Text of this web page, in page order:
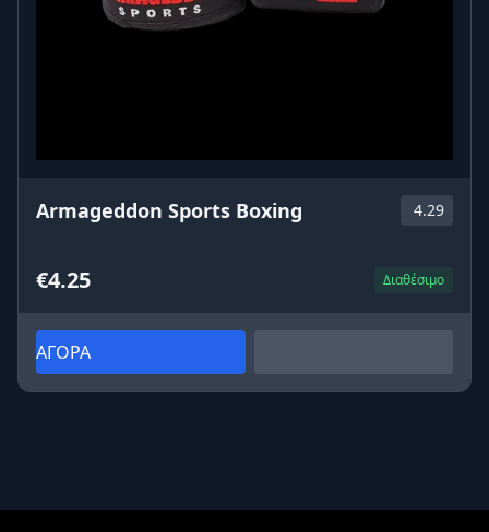
Armageddon Sports Boxing 4.29
€4.25 Διαθέσιμο
ΑΓΟΡΑ